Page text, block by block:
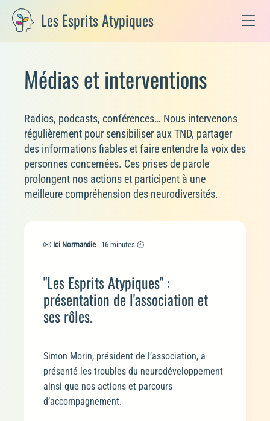
Les Esprits Atypiques
Médias et interventions
Radios, podcasts, conférences… Nous intervenons
régulièrement pour sensibiliser aux TND, partager
des informations fiables et faire entendre la voix des
personnes concernées. Ces prises de parole
prolongent nos actions et participent à une
meilleure compréhension des neurodiversités.
Ici Normandie - 16 minutes
"Les Esprits Atypiques" :
présentation de l'association et
ses rôles.
Simon Morin, président de l’association, a
présenté les troubles du neurodéveloppement
ainsi que nos actions et parcours
d’accompagnement.